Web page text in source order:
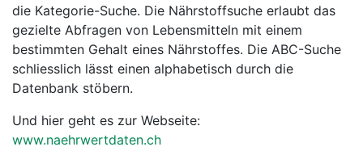
die Kategorie-Suche. Die Nährstoffsuche erlaubt das
gezielte Abfragen von Lebensmitteln mit einem
bestimmten Gehalt eines Nährstoffes. Die ABC-Suche
schliesslich lässt einen alphabetisch durch die
Datenbank stöbern.
Und hier geht es zur Webseite:
www.naehrwertdaten.ch